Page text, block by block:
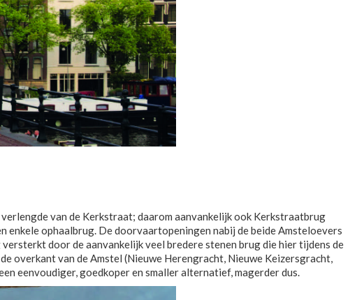
van de Kerkstraat; daarom aanvankelijk ook Kerkstraatbrug
enkele ophaalbrug. De doorvaartopeningen nabij de beide Amsteloevers
door de aanvankelijk veel bredere stenen brug die hier tijdens de
overkant van de Amstel (Nieuwe Herengracht, Nieuwe Keizersgracht,
eenvoudiger, goedkoper en smaller alternatief, magerder dus.